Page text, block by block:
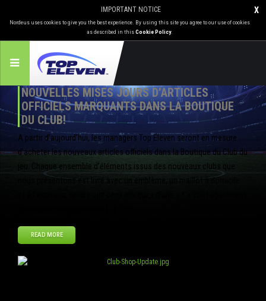
X
IMPORTANT NOTICE
Nordeus uses cookies to give you the best experience. By using this site you agree to our use of cookies
as described in thisCookie Policy.
NOUVELLES MISES JOURS D’ARTICLES
OFFICIELS MARQUANTS DANS LA BOUTIQUE
DU CLUB!
A partir d’aujourd’hui, les managers Top Eleven seront en mesure
d’acheter les nouveaux articles officiels dans la Boutique du Club du
jeu. Chaque ensemble d’éléments issus des nouveaux clubs que
nous présentons est livré avec un emblème, un maillot à domicile
READ MORE